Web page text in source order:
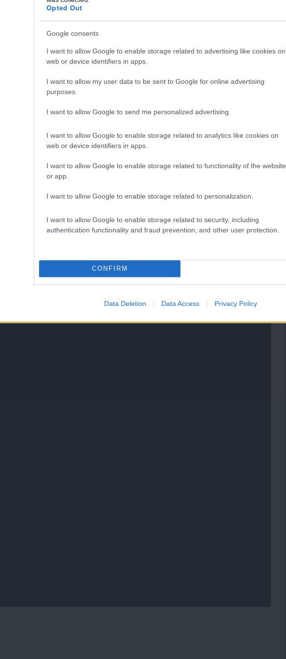
Opted Out
Google consents
I want to allow Google to enable storage related to advertising like cookies on
web or device identifiers in apps.
I want to allow my user data to be sent to Google for online advertising
purposes.
I want to allow Google to send me personalized advertising.
I want to allow Google to enable storage related to analytics like cookies on
web or device identifiers in apps.
I want to allow Google to enable storage related to functionality of the website
or app.
I want to allow Google to enable storage related to personalization.
I want to allow Google to enable storage related to security, including
authentication functionality and fraud prevention, and other user protection.
CONFIRM
Data Deletion Data Access Privacy Policy